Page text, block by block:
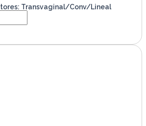
Transvaginal/Conv/Lineal